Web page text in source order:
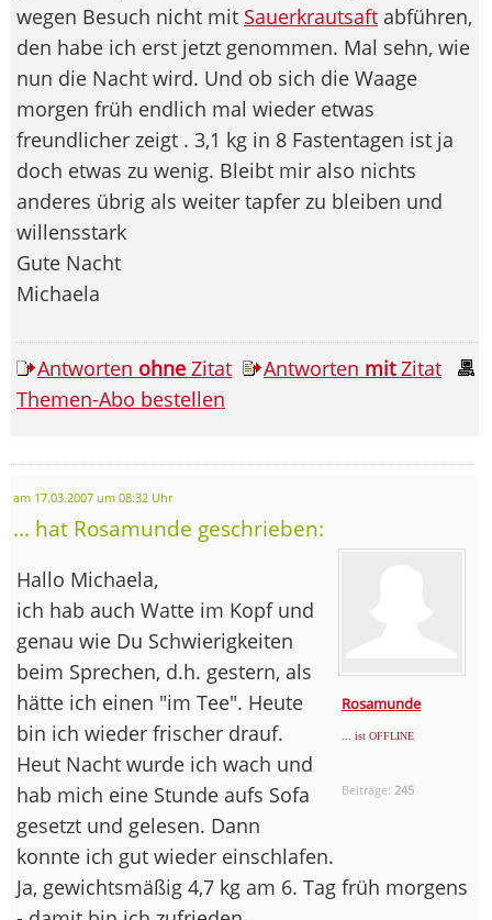
wegen Besuch nicht mit Sauerkrautsaft abführen,
den habe ich erst jetzt genommen. Mal sehn, wie
nun die Nacht wird. Und ob sich die Waage
morgen früh endlich mal wieder etwas
freundlicher zeigt . 3,1 kg in 8 Fastentagen ist ja
doch etwas zu wenig. Bleibt mir also nichts
anderes übrig als weiter tapfer zu bleiben und
willensstark
Gute Nacht
Michaela
Antworten ohne Zitat Antworten mitZitat
Themen-Abo bestellen
am 17.03.2007 um 08:32 Uhr
... hat Rosamunde geschrieben:
Rosamunde
... ist OFFLINE
Beiträge: 245
Hallo Michaela,
ich hab auch Watte im Kopf und
genau wie Du Schwierigkeiten
beim Sprechen, d.h. gestern, als
hätte ich einen "im Tee". Heute
bin ich wieder frischer drauf.
Heut Nacht wurde ich wach und
hab mich eine Stunde aufs Sofa
gesetzt und gelesen. Dann
konnte ich gut wieder einschlafen.
Ja, gewichtsmäßig 4,7 kg am 6. Tag früh morgens